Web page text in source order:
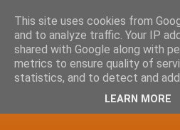
This site uses cookies from
and to analyze traffic. Your IP
shared with Google along with
metrics to ensure quality of
statistics, and to detect and
LEARN MORE